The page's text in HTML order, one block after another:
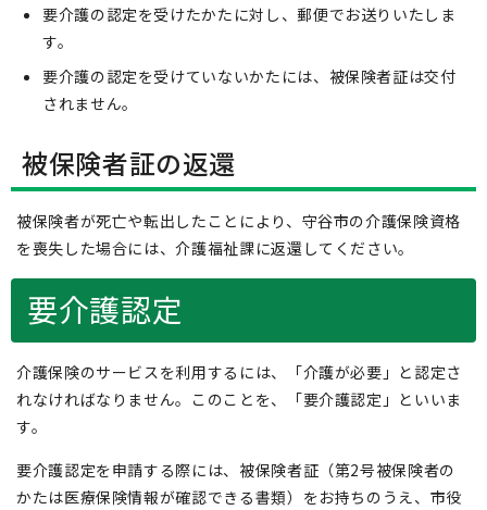
要介護の認定を受けたかたに対し、郵便でお送りいたしま
す。
要介護の認定を受けていないかたには、被保険者証は交付
されません。
被保険者証の返還
被保険者が死亡や転出したことにより、守谷市の介護保険資格
を喪失した場合には、介護福祉課に返還してください。
要介護認定
介護保険のサービスを利用するには、「介護が必要」と認定さ
れなければなりません。このことを、「要介護認定」といいま
す。
要介護認定を申請する際には、被保険者証（第2号被保険者の
かたは医療保険情報が確認できる書類）をお持ちのうえ、市役